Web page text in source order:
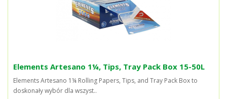
Elements Artesano 1¼, Tips, Tray Pack Box 15-50L
Elements Artesano 1¼ Rolling Papers, Tips, and Tray Pack Box to
doskonały wybór dla wszyst..